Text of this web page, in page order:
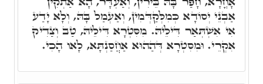
אַבְנֵי יְסוֹדָא כְּמִלְּקַדְּמִין, וְאַעְמַל בָּהּ, וְלָא יָדַע
אִי אִשְׁתְּאַר דִּילֵיהּ. מִסִּטְרָא דִּילֵיהּ, טַב וְצַדִיק
אִקְרֵי. וּמִסִּטְרָא דְּהַהוּא אַחֲסַנְתָּא, לָאו הָכִי.